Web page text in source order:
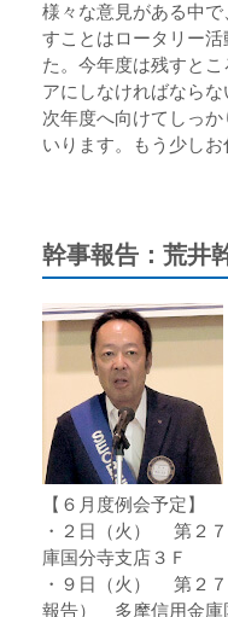
様々な意見がある中
すことはロータリー
た。今年度は残すと
アにしなければならな
次年度へ向けてしっ
いります。もう少しお
幹事報告：荒井
【６月度例会予定】
・２日（火） 第２
庫国分寺支店３Ｆ
・９日（火） 第２
報告） 多摩信用金庫